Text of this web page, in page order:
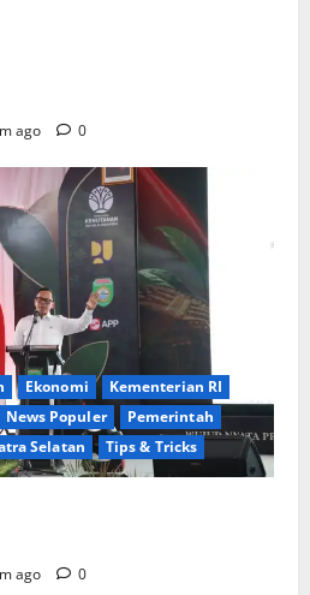
ago 0
Ekonomi
Kementerian RI
News Populer
Pemerintah
Selatan Tips & Tricks
ago 0